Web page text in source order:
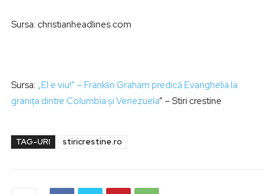
Sursa: christianheadlines.com
Sursa: „El e viu!” – Franklin Graham predică Evanghelia la
graniţa dintre Columbia şi Venezuela” – Stiri crestine
TAG-URI stiricrestine.ro